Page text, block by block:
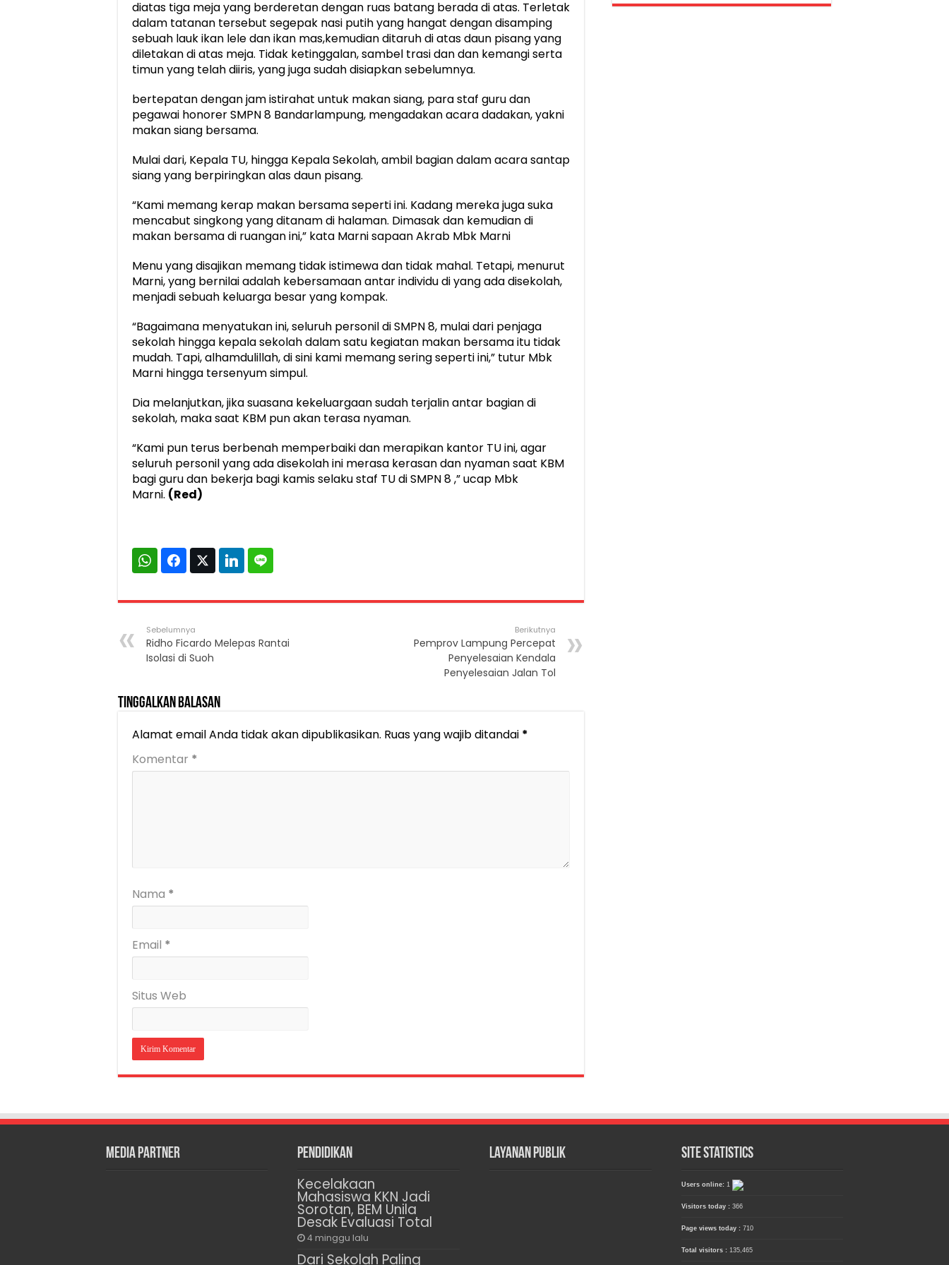
diatas tiga meja yang berderetan dengan ruas batang berada di atas. Terletak
dalam tatanan tersebut segepak nasi putih yang hangat dengan disamping
sebuah lauk ikan lele dan ikan mas,kemudian ditaruh di atas daun pisang yang
diletakan di atas meja. Tidak ketinggalan, sambel trasi dan dan kemangi serta
timun yang telah diiris, yang juga sudah disiapkan sebelumnya.
bertepatan dengan jam istirahat untuk makan siang, para staf guru dan
pegawai honorer SMPN 8 Bandarlampung, mengadakan acara dadakan, yakni
makan siang bersama.
Mulai dari, Kepala TU, hingga Kepala Sekolah, ambil bagian dalam acara santap
siang yang berpiringkan alas daun pisang.
“Kami memang kerap makan bersama seperti ini. Kadang mereka juga suka
mencabut singkong yang ditanam di halaman. Dimasak dan kemudian di
makan bersama di ruangan ini,” kata Marni sapaan Akrab Mbk Marni
Menu yang disajikan memang tidak istimewa dan tidak mahal. Tetapi, menurut
Marni, yang bernilai adalah kebersamaan antar individu di yang ada disekolah,
menjadi sebuah keluarga besar yang kompak.
“Bagaimana menyatukan ini, seluruh personil di SMPN 8, mulai dari penjaga
sekolah hingga kepala sekolah dalam satu kegiatan makan bersama itu tidak
mudah. Tapi, alhamdulillah, di sini kami memang sering seperti ini,” tutur Mbk
Marni hingga tersenyum simpul.
Dia melanjutkan, jika suasana kekeluargaan sudah terjalin antar bagian di
sekolah, maka saat KBM pun akan terasa nyaman.
“Kami pun terus berbenah memperbaiki dan merapikan kantor TU ini, agar
seluruh personil yang ada disekolah ini merasa kerasan dan nyaman saat KBM
bagi guru dan bekerja bagi kamis selaku staf TU di SMPN 8 ,” ucap Mbk
Marni. (Red)
Sebelumnya
Ridho Ficardo Melepas Rantai
Isolasi di Suoh
Berikutnya
Pemprov Lampung Percepat
Penyelesaian Kendala
Penyelesaian Jalan Tol
Tinggalkan Balasan
Alamat email Anda tidak akan dipublikasikan. Ruas yang wajib ditandai *
Komentar *
Nama *
Email *
Situs Web
Media Partner Pendidikan
Kecelakaan
Mahasiswa KKN Jadi
Sorotan, BEM Unila
Desak Evaluasi Total
4 minggu lalu
Dari Sekolah Paling
Layanan Publik Site Statistics
Users online: 1
Visitors today : 366
Page views today : 710
Total visitors : 135,465